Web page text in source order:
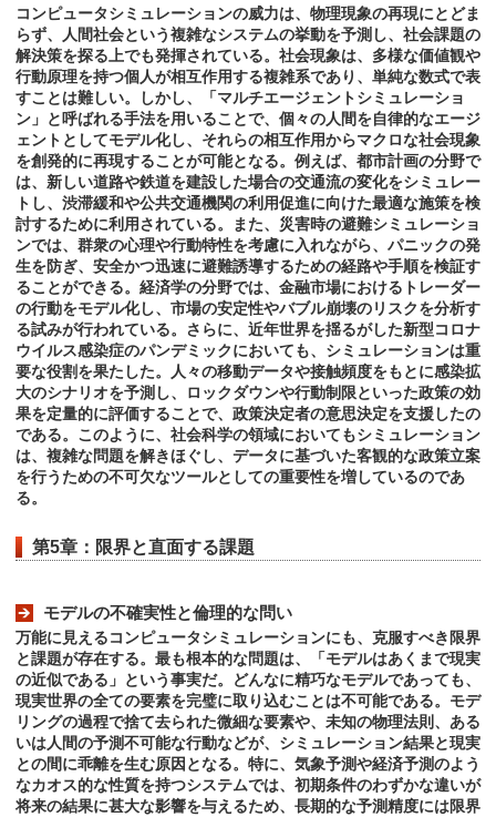
コンピュータシミュレーションの威力は、物理現象の再現にとどま
らず、人間社会という複雑なシステムの挙動を予測し、社会課題の
解決策を探る上でも発揮されている。社会現象は、多様な価値観や
行動原理を持つ個人が相互作用する複雑系であり、単純な数式で表
すことは難しい。しかし、「マルチエージェントシミュレーショ
ン」と呼ばれる手法を用いることで、個々の人間を自律的なエージ
ェントとしてモデル化し、それらの相互作用からマクロな社会現象
を創発的に再現することが可能となる。例えば、都市計画の分野で
は、新しい道路や鉄道を建設した場合の交通流の変化をシミュレー
トし、渋滞緩和や公共交通機関の利用促進に向けた最適な施策を検
討するために利用されている。また、災害時の避難シミュレーショ
ンでは、群衆の心理や行動特性を考慮に入れながら、パニックの発
生を防ぎ、安全かつ迅速に避難誘導するための経路や手順を検証す
ることができる。経済学の分野では、金融市場におけるトレーダー
の行動をモデル化し、市場の安定性やバブル崩壊のリスクを分析す
る試みが行われている。さらに、近年世界を揺るがした新型コロナ
ウイルス感染症のパンデミックにおいても、シミュレーションは重
要な役割を果たした。人々の移動データや接触頻度をもとに感染拡
大のシナリオを予測し、ロックダウンや行動制限といった政策の効
果を定量的に評価することで、政策決定者の意思決定を支援したの
である。このように、社会科学の領域においてもシミュレーション
は、複雑な問題を解きほぐし、データに基づいた客観的な政策立案
を行うための不可欠なツールとしての重要性を増しているのであ
る。
第5章：限界と直面する課題
モデルの不確実性と倫理的な問い
万能に見えるコンピュータシミュレーションにも、克服すべき限界
と課題が存在する。最も根本的な問題は、「モデルはあくまで現実
の近似である」という事実だ。どんなに精巧なモデルであっても、
現実世界の全ての要素を完璧に取り込むことは不可能である。モデ
リングの過程で捨て去られた微細な要素や、未知の物理法則、ある
いは人間の予測不可能な行動などが、シミュレーション結果と現実
との間に乖離を生む原因となる。特に、気象予測や経済予測のよう
なカオス的な性質を持つシステムでは、初期条件のわずかな違いが
将来の結果に甚大な影響を与えるため、長期的な予測精度には限界